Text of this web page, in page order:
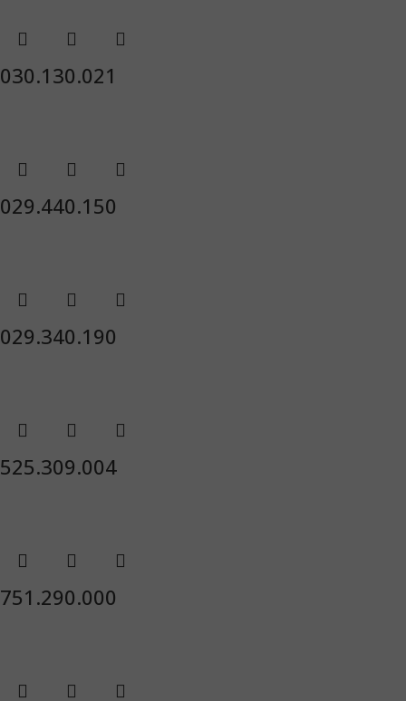
030.130.021
029.440.150
029.340.190
525.309.004
751.290.000